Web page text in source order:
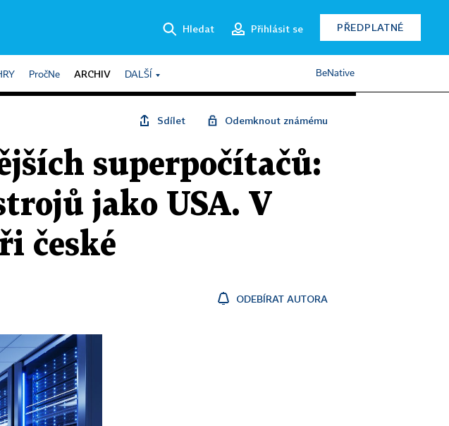
Hledat Přihlásit se PŘEDPLATNÉ
PročNe ARCHIV DALŠÍ BeNative
Sdílet Odemknout známému
superpočítačů:
jako USA. V
české
ODEBÍRAT AUTORA